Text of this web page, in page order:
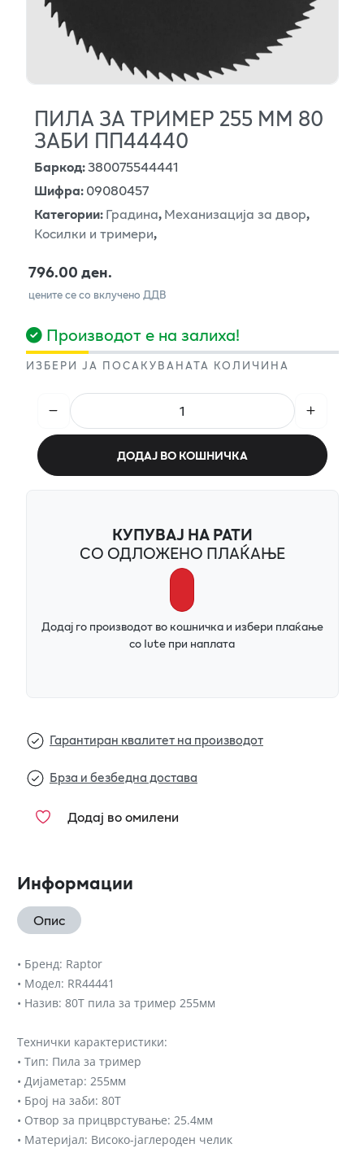
ПИЛА ЗА ТРИМЕР 255 ММ 80
ЗАБИ ПП44440
Баркод:380075544441
Шифра:09080457
Категории:Градина,Механизација за двор,
Косилки и тримери,
796.00 ден.
цените се со вклучено ДДВ
Производот е на залиха!
ИЗБЕРИ ЈА ПОСАКУВАНАТА КОЛИЧИНА
ДОДАЈ ВО КОШНИЧКА
КУПУВАЈ НА РАТИ
СО ОДЛОЖЕНО ПЛАЌАЊЕ
Додај го производот во кошничка и избери плаќање
со Iute при наплата
Гарантиран квалитет на производот
Брза и безбедна достава
Додај во омилени
Информации
Опис
• Бренд: Raptor
• Модел: RR44441
• Назив: 80T пила за тример 255мм
Технички карактеристики:
• Тип: Пила за тример
• Дијаметар: 255мм
• Број на заби: 80T
• Отвор за прицврстување: 25.4мм
• Материјал: Високо-јаглероден челик